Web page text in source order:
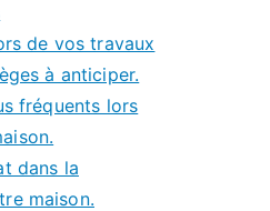
de vos travaux
à anticiper.
fréquents lors
dans la
maison.